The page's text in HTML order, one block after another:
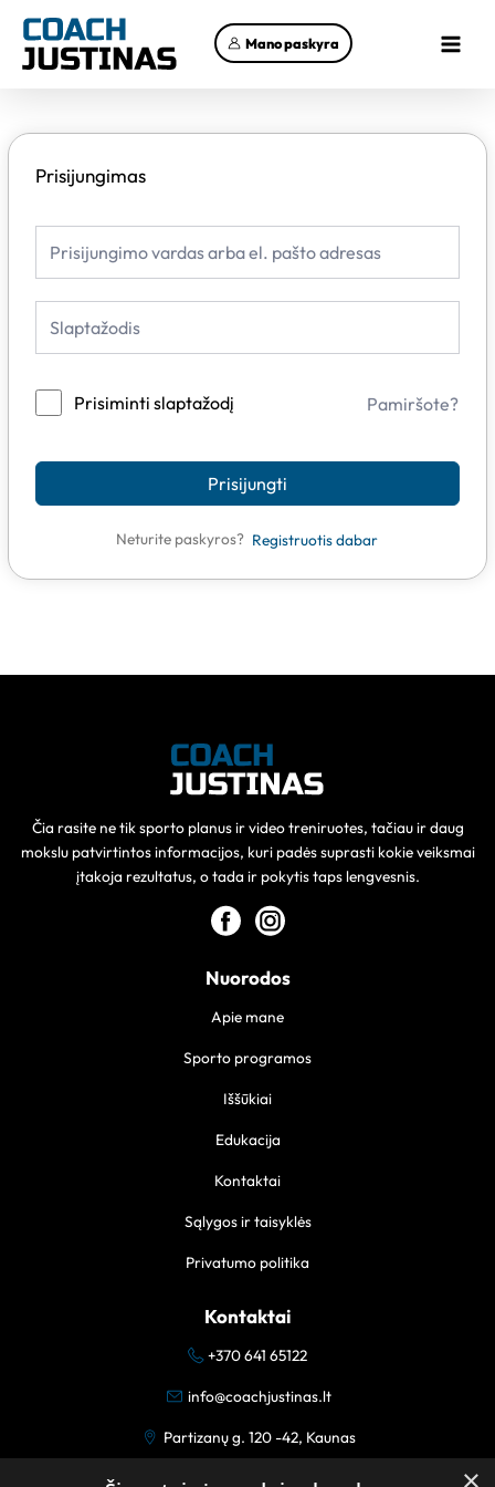
prie
turinio
Mano paskyra
Menu
Prisijungimas
Prisiminti slaptažodį Pamiršote?
Prisijungti
Neturite paskyros? Registruotis dabar
Čia rasite ne tik sporto planus ir video treniruotes, tačiau ir daug
mokslu patvirtintos informacijos, kuri padės suprasti kokie veiksmai
įtakoja rezultatus, o tada ir pokytis taps lengvesnis.
Nuorodos
Apie mane
Sporto programos
Iššūkiai
Edukacija
Kontaktai
Sąlygos ir taisyklės
Privatumo politika
Kontaktai
+370 641 65122
info@coachjustinas.lt
Partizanų g. 120 -42, Kaunas